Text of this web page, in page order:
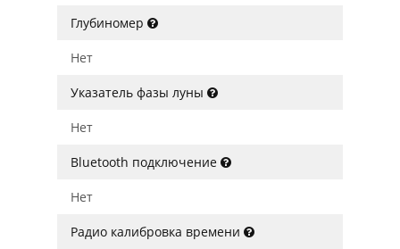
Глубиномер
Нет
Указатель фазы луны
Нет
Bluetooth подключение
Нет
Радио калибровка времени